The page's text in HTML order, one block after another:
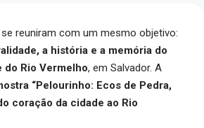
reuniram com um mesmo objetivo:
a história e a memória do
Rio Vermelho, em Salvador. A
“Pelourinho: Ecos de Pedra,
coração da cidade ao Rio